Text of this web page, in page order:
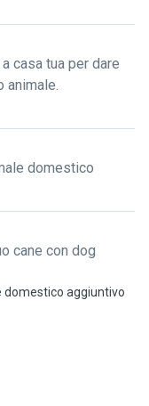
casa tua per dare
animale.
domestico
cane con dog
domestico aggiuntivo